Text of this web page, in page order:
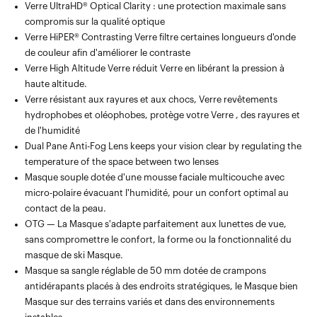
Verre UltraHD® Optical Clarity : une protection maximale sans
compromis sur la qualité optique
Verre HiPER® Contrasting Verre filtre certaines longueurs d'onde
de couleur afin d'améliorer le contraste
Verre High Altitude Verre réduit Verre en libérant la pression à
haute altitude.
Verre résistant aux rayures et aux chocs, Verre revêtements
hydrophobes et oléophobes, protège votre Verre , des rayures et
de l'humidité
Dual Pane Anti-Fog Lens keeps your vision clear by regulating the
temperature of the space between two lenses
Masque souple dotée d'une mousse faciale multicouche avec
micro-polaire évacuant l'humidité, pour un confort optimal au
contact de la peau.
OTG — La Masque s'adapte parfaitement aux lunettes de vue,
sans compromettre le confort, la forme ou la fonctionnalité du
masque de ski Masque.
Masque sa sangle réglable de 50 mm dotée de crampons
antidérapants placés à des endroits stratégiques, le Masque bien
Masque sur des terrains variés et dans des environnements
Masque microfibre avec poche compartimentée pour Verre , Verre
et la protection Verre